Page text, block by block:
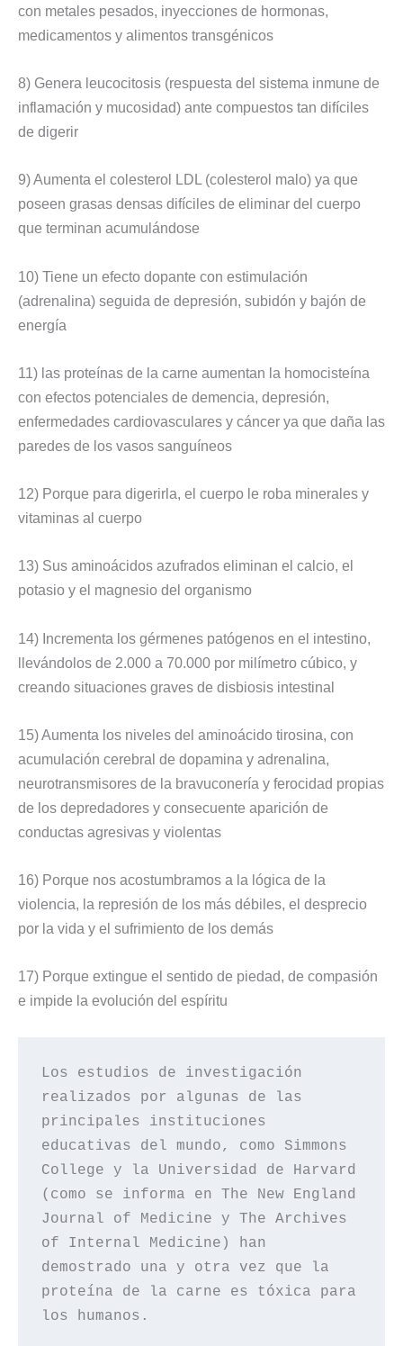
con metales pesados, inyecciones de hormonas,
medicamentos y alimentos transgénicos
8) Genera leucocitosis (respuesta del sistema inmune de
inflamación y mucosidad) ante compuestos tan difíciles
de digerir
9) Aumenta el colesterol LDL (colesterol malo) ya que
poseen grasas densas difíciles de eliminar del cuerpo
que terminan acumulándose
10) Tiene un efecto dopante con estimulación
(adrenalina) seguida de depresión, subidón y bajón de
energía
11) las proteínas de la carne aumentan la homocisteína
con efectos potenciales de demencia, depresión,
enfermedades cardiovasculares y cáncer ya que daña las
paredes de los vasos sanguíneos
12) Porque para digerirla, el cuerpo le roba minerales y
vitaminas al cuerpo
13) Sus aminoácidos azufrados eliminan el calcio, el
potasio y el magnesio del organismo
14) Incrementa los gérmenes patógenos en el intestino,
llevándolos de 2.000 a 70.000 por milímetro cúbico, y
creando situaciones graves de disbiosis intestinal
15) Aumenta los niveles del aminoácido tirosina, con
acumulación cerebral de dopamina y adrenalina,
neurotransmisores de la bravuconería y ferocidad propias
de los depredadores y consecuente aparición de
conductas agresivas y violentas
16) Porque nos acostumbramos a la lógica de la
violencia, la represión de los más débiles, el desprecio
por la vida y el sufrimiento de los demás
17) Porque extingue el sentido de piedad, de compasión
e impide la evolución del espíritu
Los estudios de investigación
realizados por algunas de las
principales instituciones
educativas del mundo, como Simmons
College y la Universidad de Harvard
(como se informa en The New England
Journal of Medicine y The Archives
of Internal Medicine) han
demostrado una y otra vez que la
proteína de la carne es tóxica para
los humanos.